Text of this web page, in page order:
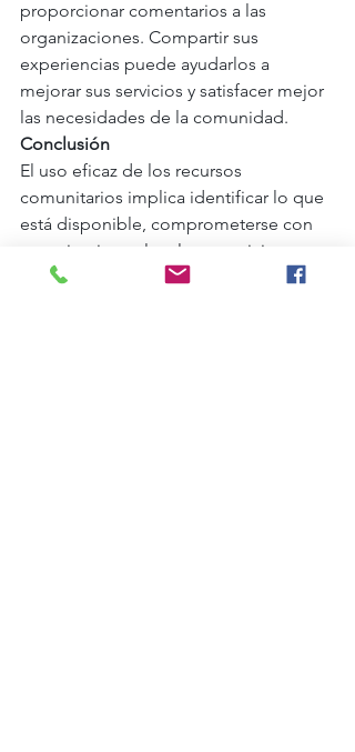
proporcionar comentarios a las
organizaciones. Compartir sus
experiencias puede ayudarlos a
mejorar sus servicios y satisfacer mejor
las necesidades de la comunidad.
Conclusión
El uso eficaz de los recursos
comunitarios implica identificar lo que
está disponible, comprometerse con
organizaciones locales y participar en
actividades comunitarias. Al